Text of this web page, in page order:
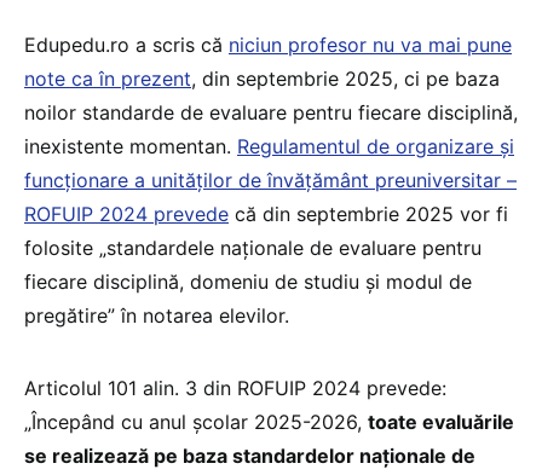
Edupedu.ro a scris că niciun profesor nu va mai pune
note ca în prezent, din septembrie 2025, ci pe baza
noilor standarde de evaluare pentru fiecare disciplină,
inexistente momentan. Regulamentul de organizare și
funcționare a unităților de învățământ preuniversitar –
ROFUIP 2024 prevede că din septembrie 2025 vor fi
folosite „standardele naţionale de evaluare pentru
fiecare disciplină, domeniu de studiu şi modul de
pregătire” în notarea elevilor.
Articolul 101 alin. 3 din ROFUIP 2024 prevede:
„Începând cu anul școlar 2025-2026, toate evaluările
se realizează pe baza standardelor naţionale de